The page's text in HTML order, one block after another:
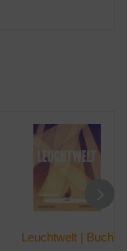
Leuchtwelt | Buch